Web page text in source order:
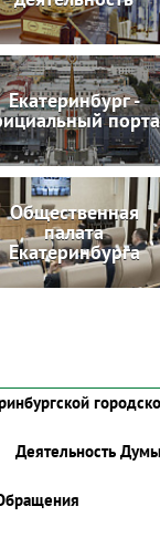
Екатеринбург -
Общественная
палата
Екатеринбурга
Деятельность Думы